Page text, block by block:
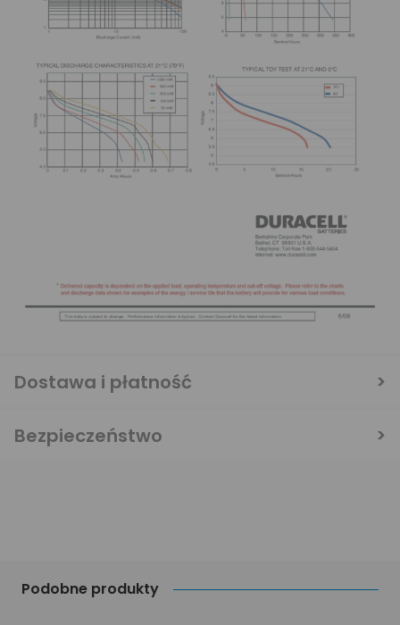
Podobne produkty
Dostawa i płatność
Bezpieczeństwo